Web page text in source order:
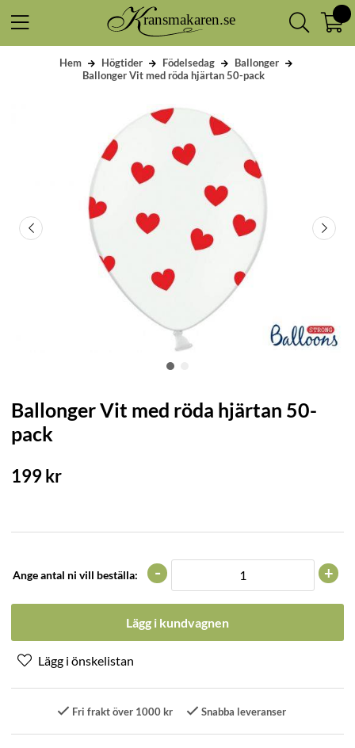
Hem Högtider Födelsedag
Ballonger
Ballonger Vit med röda hjärtan 50-pack
Ballonger Vit med röda hjärtan 50-
pack
199kr
Ange antal ni vill beställa: +
-
Lägg i kundvagnen
Fri frakt över 1000 kr Snabba leveranser